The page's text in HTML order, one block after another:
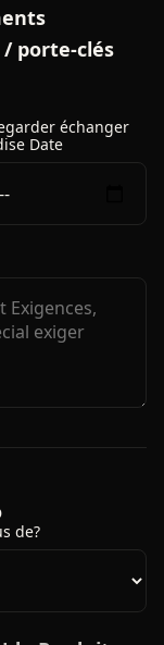
/ porte-clés
échanger
Date
de?